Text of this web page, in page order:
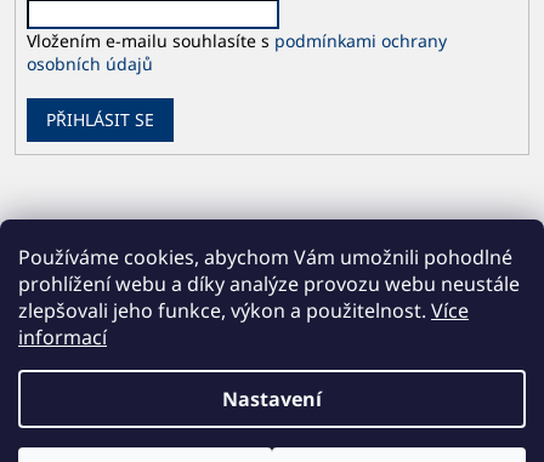
Používáme cookies, abychom Vám umožnili pohodlné
prohlížení webu a díky analýze provozu webu neustále
zlepšovali jeho funkce, výkon a použitelnost. Více
informací
Nastavení
Vložením e-mailu souhlasíte s podmínkami ochrany
osobních údajů
PŘIHLÁSIT SE
Copyright 2026Česká geologická služba. Všechna práva